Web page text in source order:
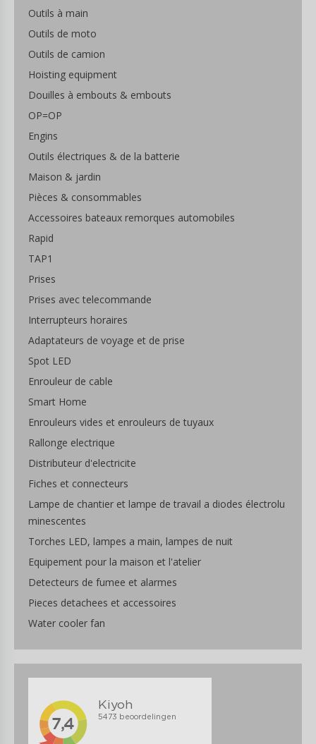
Outils à main
Outils de moto
Outils de camion
Hoisting equipment
Douilles à embouts & embouts
OP=OP
Engins
Outils électriques & de la batterie
Maison & jardin
Pièces & consommables
Accessoires bateaux remorques automobiles
Rapid
TAP1
Prises
Prises avec telecommande
Interrupteurs horaires
Adaptateurs de voyage et de prise
Spot LED
Enrouleur de cable
Smart Home
Enrouleurs vides et enrouleurs de tuyaux
Rallonge electrique
Distributeur d'electricite
Fiches et connecteurs
Lampe de chantier et lampe de travail a diodes électrolu
minescentes
Torches LED, lampes a main, lampes de nuit
Equipement pour la maison et l'atelier
Detecteurs de fumee et alarmes
Pieces detachees et accessoires
Water cooler fan